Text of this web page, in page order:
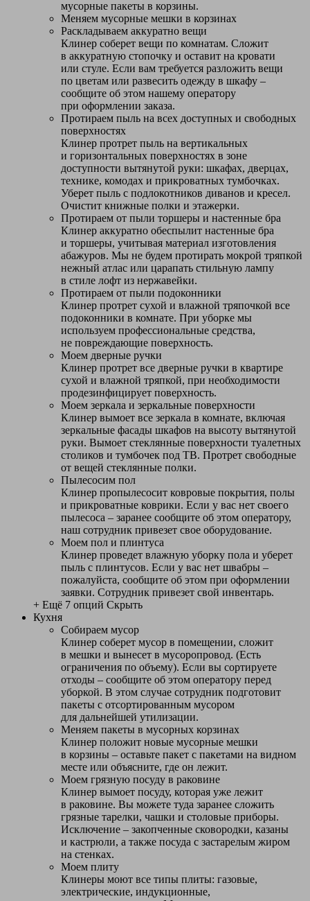
мусорные пакеты в корзины.
Меняем мусорные мешки в корзинах
Раскладываем аккуратно вещи
Клинер соберет вещи по комнатам. Сложит
в аккуратную стопочку и оставит на кровати
или стуле. Если вам требуется разложить вещи
по цветам или развесить одежду в шкафу –
сообщите об этом нашему оператору
при оформлении заказа.
Протираем пыль на всех доступных и свободных
поверхностях
Клинер протрет пыль на вертикальных
и горизонтальных поверхностях в зоне
доступности вытянутой руки: шкафах, дверцах,
технике, комодах и прикроватных тумбочках.
Уберет пыль с подлокотников диванов и кресел.
Очистит книжные полки и этажерки.
Протираем от пыли торшеры и настенные бра
Клинер аккуратно обеспылит настенные бра
и торшеры, учитывая материал изготовления
абажуров. Мы не будем протирать мокрой тряпкой
нежный атлас или царапать стильную лампу
в стиле лофт из нержавейки.
Протираем от пыли подоконники
Клинер протрет сухой и влажной тряпочкой все
подоконники в комнате. При уборке мы
используем профессиональные средства,
не повреждающие поверхность.
Моем дверные ручки
Клинер протрет все дверные ручки в квартире
сухой и влажной тряпкой, при необходимости
продезинфицирует поверхность.
Моем зеркала и зеркальные поверхности
Клинер вымоет все зеркала в комнате, включая
зеркальные фасады шкафов на высоту вытянутой
руки. Вымоет стеклянные поверхности туалетных
столиков и тумбочек под ТВ. Протрет свободные
от вещей стеклянные полки.
Пылесосим пол
Клинер пропылесосит ковровые покрытия, полы
и прикроватные коврики. Если у вас нет своего
пылесоса – заранее сообщите об этом оператору,
наш сотрудник привезет свое оборудование.
Моем пол и плинтуса
Клинер проведет влажную уборку пола и уберет
пыль с плинтусов. Если у вас нет швабры –
пожалуйста, сообщите об этом при оформлении
заявки. Сотрудник привезет свой инвентарь.
+ Ещё 7 опций Скрыть
Кухня
Собираем мусор
Клинер соберет мусор в помещении, сложит
в мешки и вынесет в мусоропровод. (Есть
ограничения по объему). Если вы сортируете
отходы – сообщите об этом оператору перед
уборкой. В этом случае сотрудник подготовит
пакеты с отсортированным мусором
для дальнейшей утилизации.
Меняем пакеты в мусорных корзинах
Клинер положит новые мусорные мешки
в корзины – оставьте пакет с пакетами на видном
месте или объясните, где он лежит.
Моем грязную посуду в раковине
Клинер вымоет посуду, которая уже лежит
в раковине. Вы можете туда заранее сложить
грязные тарелки, чашки и столовые приборы.
Исключение – закопченные сковородки, казаны
и кастрюли, а также посуда с застарелым жиром
на стенках.
Моем плиту
Клинеры моют все типы плиты: газовые,
электрические, индукционные,